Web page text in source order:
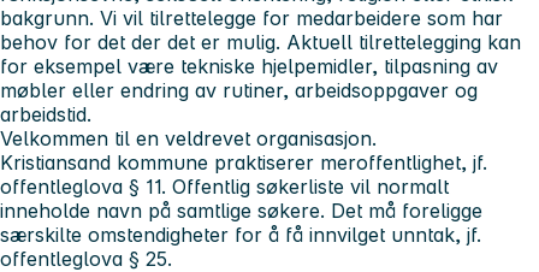
bakgrunn. Vi vil tilrettelegge for medarbeidere som har
behov for det der det er mulig. Aktuell tilrettelegging kan
for eksempel være tekniske hjelpemidler, tilpasning av
møbler eller endring av rutiner, arbeidsoppgaver og
arbeidstid.
Velkommen til en veldrevet organisasjon.
Kristiansand kommune praktiserer meroffentlighet, jf.
offentleglova § 11. Offentlig søkerliste vil normalt
inneholde navn på samtlige søkere. Det må foreligge
særskilte omstendigheter for å få innvilget unntak, jf.
offentleglova § 25.